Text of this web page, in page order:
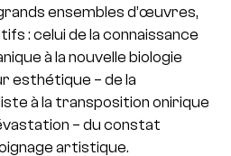
ensembles d’œuvres,
: celui de la connaissance
à la nouvelle biologie
esthétique – de la
à la transposition onirique
– du constat
artistique.